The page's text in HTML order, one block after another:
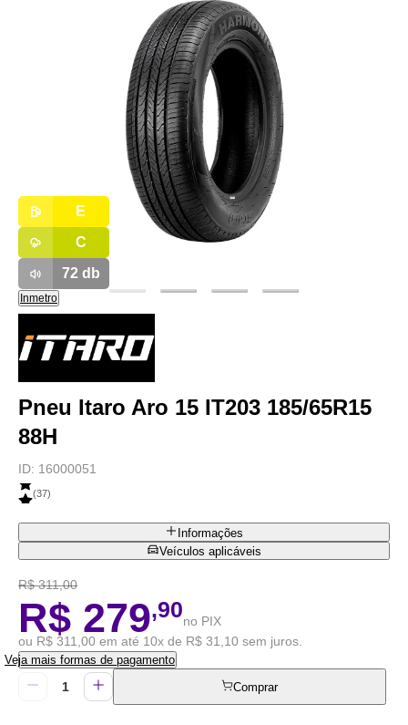
E
C
72db
Inmetro
Pneu Itaro Aro 15 IT203 185/65R15
88H
ID: 16000051
(37)
Informações
Veículos aplicáveis
R$ 311,00
R$ 279,90no PIX
ou R$ 311,00 em até 10x de R$ 31,10 sem juros.
Veja mais formas de pagamento
Comprar